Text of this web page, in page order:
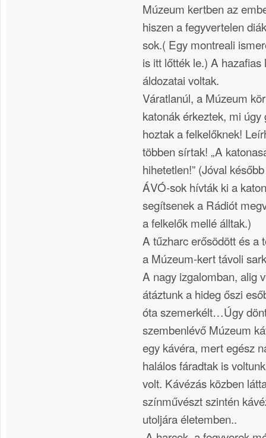
Múzeum kertben az
hiszen a fegyvertelen
sok.( Egy montreali
is itt lőtték le.) A
áldozatai voltak.
Váratlanúl, a Múzeum
katonák érkeztek, mi
hoztak a felkelőknek!
többen sírtak! „A
hihetetlen!” (Jóval
ÁVÓ-sok hívták ki a
segítsenek a Rádiót
a felkelők mellé álltak.)
A tűzharc erősödött és a
a Múzeum-kert távoli
A nagy izgalomban, alig
átáztunk a hideg őszi
óta szemerkélt…Úgy
szembenlévő Múzeum
egy kávéra, mert egész
halálos fáradtak is
volt. Kávézás közben
színművészt szintén
utoljára életemben..